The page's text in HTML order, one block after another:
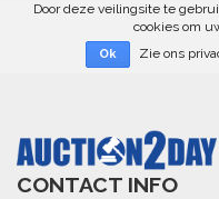
Door deze veilingsite te
cookies om
Ok Zie ons
CONTACT INFO